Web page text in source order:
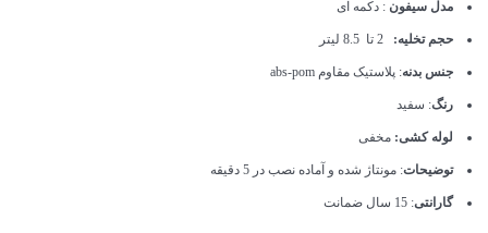
مدل سیفون : دکمه ای
حجم تخلیه:
جنس بدنه: پلاستیک مقاوم abs-pom
رنگ: سفید
لوله کشی: مخفی
توضیحات: مونتاژ شده و آماده نصب در 5 دقیقه
گارانتی: 15 سال ضمانت